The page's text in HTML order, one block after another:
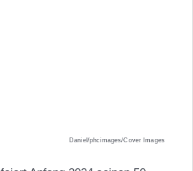
Daniel/phcimages/Cover Images